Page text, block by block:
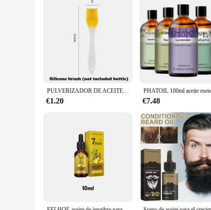
**Ease of Use and Convenience**
Our aceite de orégano orgánico suplemento is
100ml bottle is a generous size, offering a substantial
it's a commitment to your health and well-being,
PULVERIZADOR DE ACEITE 2 en 1 para cocina, botella pulverizadora de aceite, vinagre, salsa de soja, contenedores de lavadora, 200/300/500ml
€1.20 €7.48